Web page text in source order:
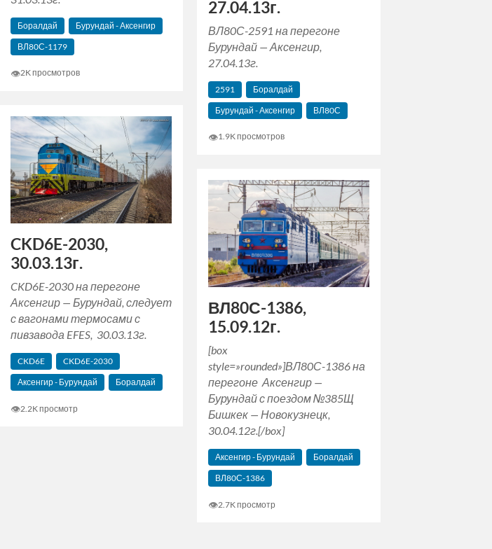
Боралдай
Бурундай - Аксенгир
ВЛ80С-1179
👁2K просмотров
27.04.13г.
ВЛ80С-2591 на перегоне
Бурундай — Аксенгир,
27.04.13г.
2591
Боралдай
Бурундай - Аксенгир
ВЛ80С
👁1.9K просмотров
CKD6E-2030,
30.03.13г.
CKD6E-2030 на перегоне
Аксенгир — Бурундай, следует
с вагонами термосами с
пивзавода EFES, 30.03.13г.
CKD6E
CKD6E-2030
Аксенгир - Бурундай
Боралдай
👁2.2K просмотр
ВЛ80С-1386,
15.09.12г.
[box
style=»rounded»]ВЛ80С-1386 на
перегоне Аксенгир —
Бурундай с поездом №385Щ
Бишкек — Новокузнецк,
30.04.12г.[/box]
Аксенгир - Бурундай
Боралдай
ВЛ80С-1386
👁2.7K просмотр